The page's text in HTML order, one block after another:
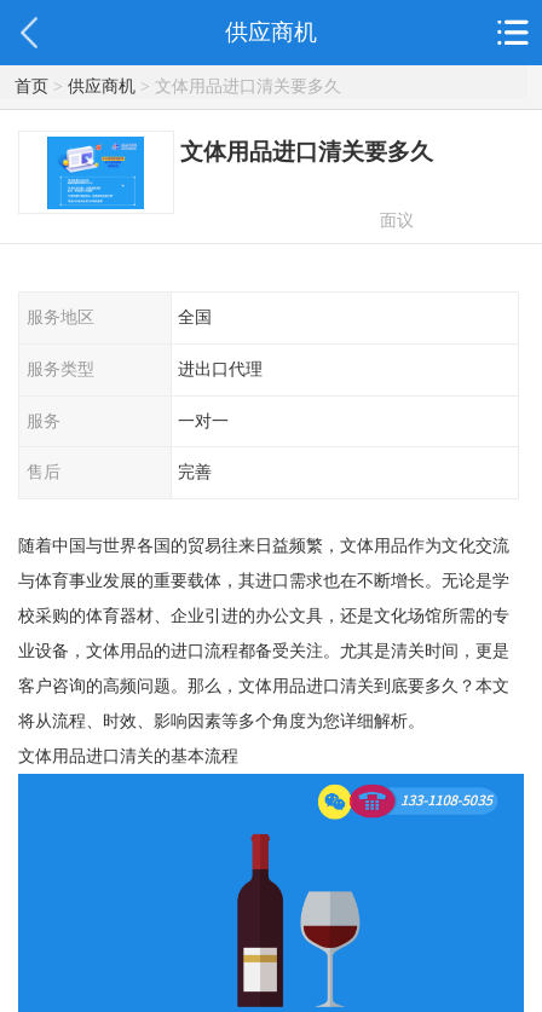
供应商机
首页> 供应商机> 文体用品进口清关要多久
文体用品进口清关要多久
面议
服务地区 全国
服务类型 进出口代理
服务 一对一
售后 完善
随着中国与世界各国的贸易往来日益频繁，文体用品作为文化交流
与体育事业发展的重要载体，其进口需求也在不断增长。无论是学
校采购的体育器材、企业引进的办公文具，还是文化场馆所需的专
业设备，文体用品的进口流程都备受关注。尤其是清关时间，更是
客户咨询的高频问题。那么，文体用品进口清关到底要多久？本文
将从流程、时效、影响因素等多个角度为您详细解析。
文体用品进口清关的基本流程